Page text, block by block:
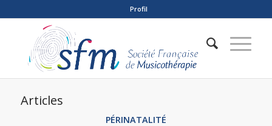
Profil
Articles
PÉRINATALITÉ